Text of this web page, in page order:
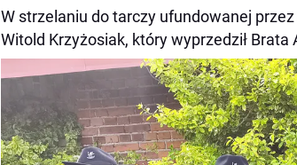
W strzelaniu do tarczy ufundowanej
Witold Krzyżosiak, który wyprzedził